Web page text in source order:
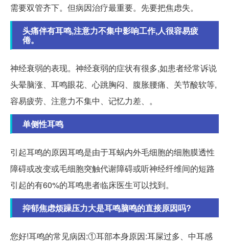
需要双管齐下。但病因治疗最重要。先要把焦虑失。
头痛伴有耳鸣,注意力不集中影响工作,人很容易疲
倦。
神经衰弱的表现。神经衰弱的症状有很多,如患者经常诉说
头晕脑涨、耳鸣眼花、心跳胸闷、腹胀腰痛、关节酸软等,
容易疲劳、注意力不集中、记忆力差、。
单侧性耳鸣
引起耳鸣的原因耳鸣是由于耳蜗内外毛细胞的细胞膜透性
障碍或改变或毛细胞突触代谢障碍或听神经纤维间的短路
引起的有60%的耳鸣患者临床医生可以找到。
抑郁焦虑烦躁压力大是耳鸣脑鸣的直接原因吗?
您好!耳鸣的常见病因:①耳部本身原因:耳屎过多、中耳感